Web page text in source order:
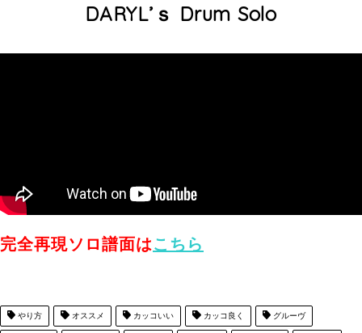
DARYL’ｓ Drum Solo
完全再現ソロ譜面はこちら
やり方 オススメ カッコいい カッコ良く グルーヴ